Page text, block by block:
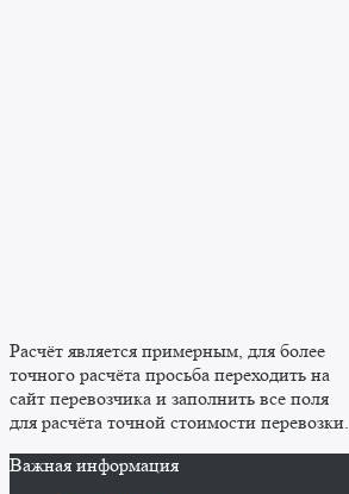
Расчёт является примерным, для более
точного расчёта просьба переходить на
сайт перевозчика и заполнить все поля
для расчёта точной стоимости перевозки.
Важная информация